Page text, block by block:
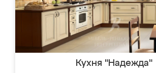
Кухня "Надежда"